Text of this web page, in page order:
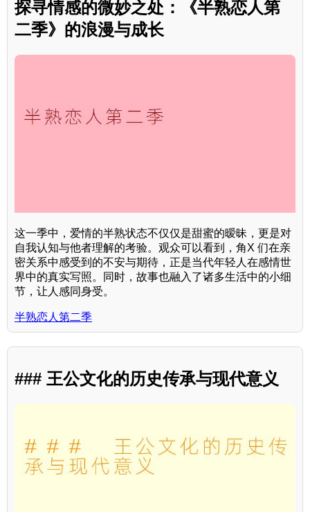
探寻情感的微妙之处：《半熟恋人第
二季》的浪漫与成长
这一季中，爱情的半熟状态不仅仅是甜蜜的暧昧，更是对
自我认知与他者理解的考验。观众可以看到，角X 们在亲
密关系中感受到的不安与期待，正是当代年轻人在感情世
界中的真实写照。同时，故事也融入了诸多生活中的小细
节，让人感同身受。
半熟恋人第二季
### 王公文化的历史传承与现代意义